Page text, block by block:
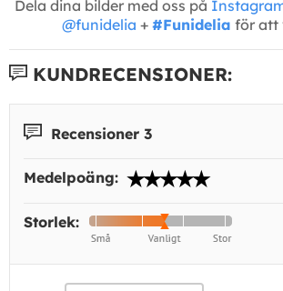
Dela dina bilder med oss på
@funidelia + #Funidelia för att
KUNDRECENSIONER:
Recensioner 3
Medelpoäng:
Storlek: